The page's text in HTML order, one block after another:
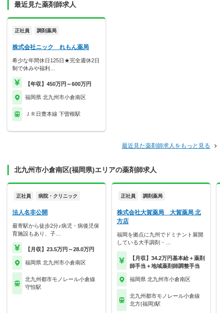
最近見た薬剤師求人
正社員 調剤薬局
株式会社ニック れもん薬局
希少な年間休日125日★完全週休2日
制で休みや福利…
【年収】450万円～600万円
福岡県 北九州市小倉南区
ＪＲ日豊本線 下曽根駅
最近見た薬剤師求人をもっと見る
北九州市小倉南区(福岡県)エリアの薬剤師求人
正社員 病院・クリニック
法人名非公開
最寄駅から徒歩2分♪病児・病後児保
育施設もあり、子…
【月収】23.5万円～28.0万円
福岡県 北九州市小倉南区
北九州都市モノレール小倉線
守恒駅
正社員 調剤薬局
株式会社大賀薬局 大賀薬局 北
方店
福岡を拠点に九州でドミナント展開
している大手調剤・…
【月収】34.2万円基本給＋薬剤
師手当＋地域薬剤師調整手当
福岡県 北九州市小倉南区
北九州都市モノレール小倉線
北方(福岡)駅